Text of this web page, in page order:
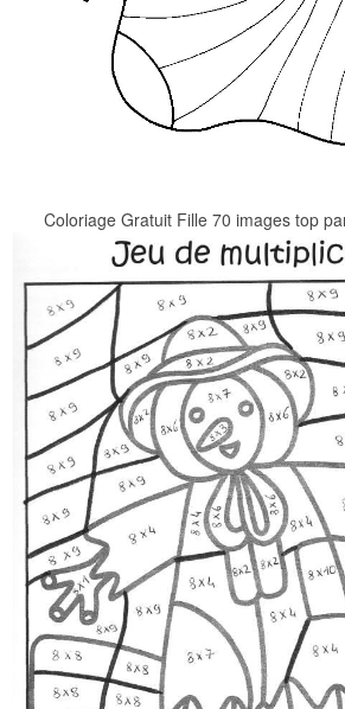
Coloriage Gratuit Fille 70 images top